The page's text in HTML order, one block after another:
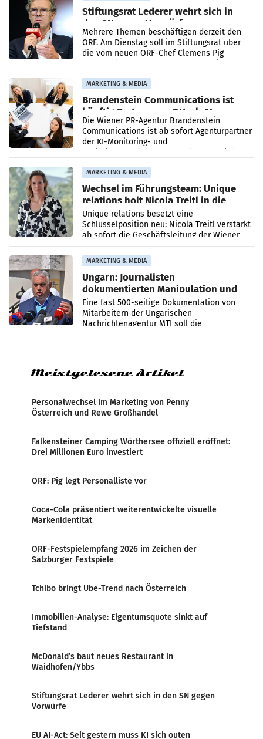
Stiftungsrat Lederer wehrt sich in
den SN gegen Vorwürfe
Mehrere Themen beschäftigen derzeit den
ORF. Am Dienstag soll im Stiftungsrat über
die vom neuen ORF-Chef Clemens Pig
MARKETING & MEDIA
Brandenstein Communications ist
künftig Partner von OtterlyAI
Die Wiener PR-Agentur Brandenstein
Communications ist ab sofort Agenturpartner
der KI-Monitoring- und
MARKETING & MEDIA
Wechsel im Führungsteam: Unique
relations holt Nicola Treitl in die
Geschäftsleitung
Unique relations besetzt eine
Schlüsselposition neu: Nicola Treitl verstärkt
ab sofort die Geschäftsleitung der Wiener
PR-Agentur an der Seite von Josef Kalina und
Anna Kalina-Mahr.
MARKETING & MEDIA
Ungarn: Journalisten
dokumentierten Manipulation und
Zensur
Eine fast 500-seitige Dokumentation von
Mitarbeitern der Ungarischen
Nachrichtenagentur MTI soll die
systematische Nachrichten-Manipulation und
Meistgelesene Artikel
Personalwechsel im Marketing von Penny
Österreich und Rewe Großhandel
Falkensteiner Camping Wörthersee offiziell eröffnet:
Drei Millionen Euro investiert
ORF: Pig legt Personalliste vor
Coca-Cola präsentiert weiterentwickelte visuelle
Markenidentität
ORF-Festspielempfang 2026 im Zeichen der
Salzburger Festspiele
Tchibo bringt Ube-Trend nach Österreich
Immobilien-Analyse: Eigentumsquote sinkt auf
Tiefstand
McDonald’s baut neues Restaurant in
Waidhofen/Ybbs
Stiftungsrat Lederer wehrt sich in den SN gegen
Vorwürfe
EU AI-Act: Seit gestern muss KI sich outen